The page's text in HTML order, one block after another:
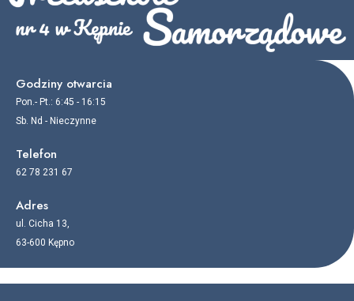
Godziny otwarcia
Pon.- Pt.: 6:45 - 16:15
Sb. Nd - Nieczynne
Telefon
62 78 231 67
Adres
ul. Cicha 13,
63-600 Kępno